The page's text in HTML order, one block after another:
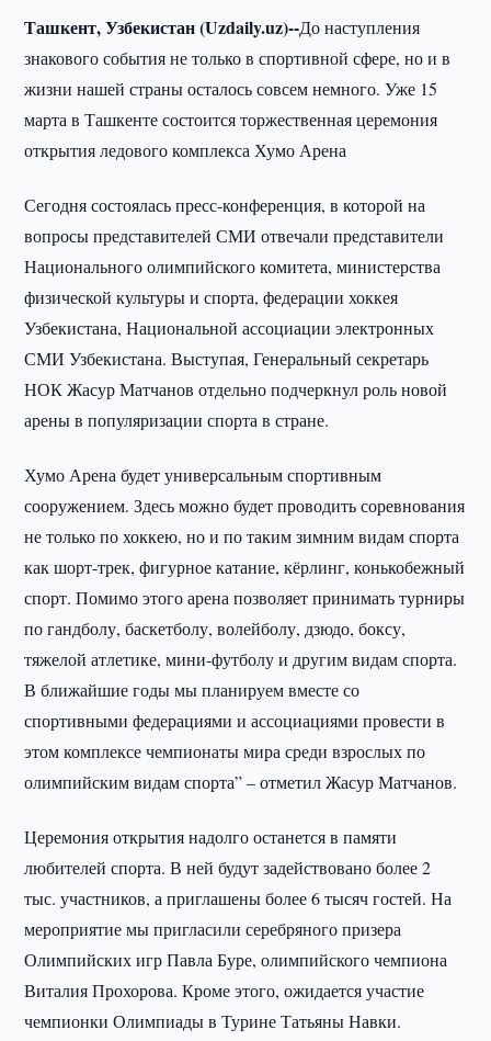
Ташкент, Узбекистан (Uzdaily.uz)--До наступления
знакового события не только в спортивной сфере, но и в
жизни нашей страны осталось совсем немного. Уже 15
марта в Ташкенте состоится торжественная церемония
открытия ледового комплекса Хумо Арена
Сегодня состоялась пресс-конференция, в которой на
вопросы представителей СМИ отвечали представители
Национального олимпийского комитета, министерства
физической культуры и спорта, федерации хоккея
Узбекистана, Национальной ассоциации электронных
СМИ Узбекистана. Выступая, Генеральный секретарь
НОК Жасур Матчанов отдельно подчеркнул роль новой
арены в популяризации спорта в стране.
Хумо Арена будет универсальным спортивным
сооружением. Здесь можно будет проводить соревнования
не только по хоккею, но и по таким зимним видам спорта
как шорт-трек, фигурное катание, кёрлинг, конькобежный
спорт. Помимо этого арена позволяет принимать турниры
по гандболу, баскетболу, волейболу, дзюдо, боксу,
тяжелой атлетике, мини-футболу и другим видам спорта.
В ближайшие годы мы планируем вместе со
спортивными федерациями и ассоциациями провести в
этом комплексе чемпионаты мира среди взрослых по
олимпийским видам спорта” – отметил Жасур Матчанов.
Церемония открытия надолго останется в памяти
любителей спорта. В ней будут задействовано более 2
тыс. участников, а приглашены более 6 тысяч гостей. На
мероприятие мы пригласили серебряного призера
Олимпийских игр Павла Буре, олимпийского чемпиона
Виталия Прохорова. Кроме этого, ожидается участие
чемпионки Олимпиады в Турине Татьяны Навки.